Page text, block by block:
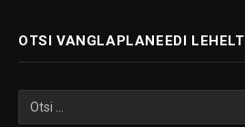
OTSI VANGLAPLANEEDI LEHELT